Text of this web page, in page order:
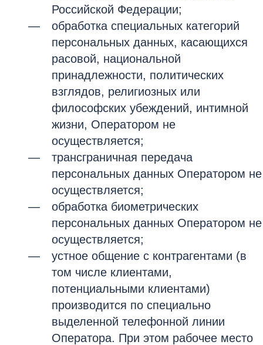
Российской Федерации;
обработка специальных категорий
персональных данных, касающихся
расовой, национальной
принадлежности, политических
взглядов, религиозных или
философских убеждений, интимной
жизни, Оператором не
осуществляется;
трансграничная передача
персональных данных Оператором не
осуществляется;
обработка биометрических
персональных данных Оператором не
осуществляется;
устное общение с контрагентами (в
том числе клиентами,
потенциальными клиентами)
производится по специально
выделенной телефонной линии
Оператора. При этом рабочее место